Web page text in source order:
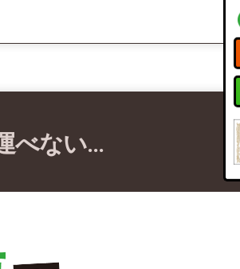
べない…